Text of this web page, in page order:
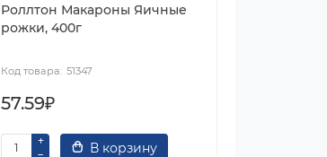
Роллтон Макароны Яичные
рожки, 400г
51347
57.59₽
В корзину